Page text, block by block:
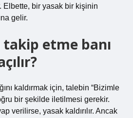
Elbette, bir yasak bir kişinin
gelir.
etme banı
kaldırmak için, talebin “Bizimle
bir şekilde iletilmesi gerekir.
verilirse, yasak kaldırılır. Ancak